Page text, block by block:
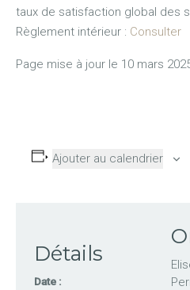
taux de satisfaction global des
Règlement intérieur : Consulter
Page mise à jour le 10 mars
Ajouter au calendrier
Détails
Date :